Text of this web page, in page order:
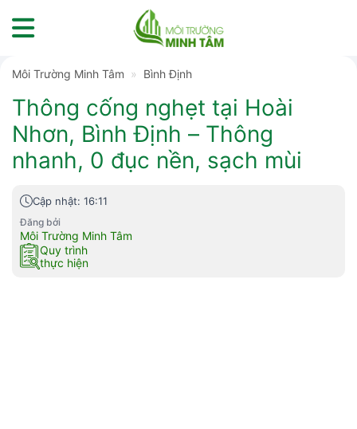
to
Môi Trường Minh Tâm » Bình Định
Thông cống nghẹt tại Hoài
Nhơn, Bình Định – Thông
nhanh, 0 đục nền, sạch mùi
Cập nhật: 16:11
Đăng bởi
Môi Trường Minh Tâm
Quy trình
thực hiện